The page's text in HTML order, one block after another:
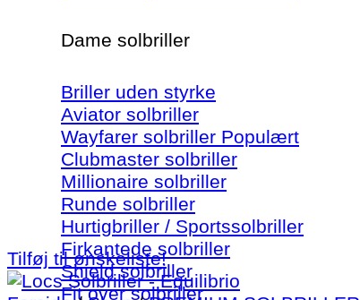
Dame solbriller
Briller uden styrke
Aviator solbriller
Wayfarer solbriller
Clubmaster solbriller
Millionaire solbriller
Runde solbriller
Hurtigbriller / Sportssolbriller
Firkantede solbriller
Shield solbriller
Fit over solbriller
Tilføj til ønskeliste!